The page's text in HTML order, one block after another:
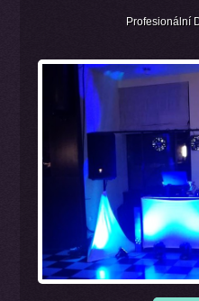
Profesionální